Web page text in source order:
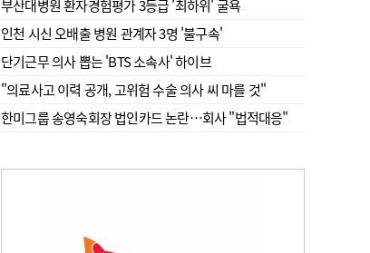
부산대병원 환자경험평가 3등급 '최하위' 굴욕
인천 시신 오배출 병원 관계자 3명 '불구속'
단기근무 의사 뽑는 'BTS 소속사' 하이브
"의료사고 이력 공개, 고위험 수술 의사 씨 마를 것"
한미그룹 송영숙회장 법인카드 논란…회사 "법적대응"